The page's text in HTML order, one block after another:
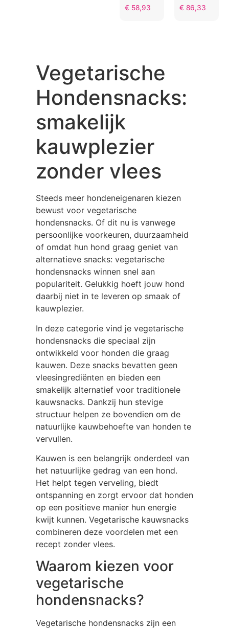
€ 58,93 € 86,33
Vegetarische
Hondensnacks:
smakelijk
kauwplezier
zonder vlees
Steeds meer hondeneigenaren kiezen
bewust voor vegetarische
hondensnacks. Of dit nu is vanwege
persoonlijke voorkeuren, duurzaamheid
of omdat hun hond graag geniet van
alternatieve snacks: vegetarische
hondensnacks winnen snel aan
populariteit. Gelukkig hoeft jouw hond
daarbij niet in te leveren op smaak of
kauwplezier.
In deze categorie vind je vegetarische
hondensnacks die speciaal zijn
ontwikkeld voor honden die graag
kauwen. Deze snacks bevatten geen
vleesingrediënten en bieden een
smakelijk alternatief voor traditionele
kauwsnacks. Dankzij hun stevige
structuur helpen ze bovendien om de
natuurlijke kauwbehoefte van honden te
vervullen.
Kauwen is een belangrijk onderdeel van
het natuurlijke gedrag van een hond.
Het helpt tegen verveling, biedt
ontspanning en zorgt ervoor dat honden
op een positieve manier hun energie
kwijt kunnen. Vegetarische kauwsnacks
combineren deze voordelen met een
recept zonder vlees.
Waarom kiezen voor
vegetarische
hondensnacks?
Vegetarische hondensnacks zijn een